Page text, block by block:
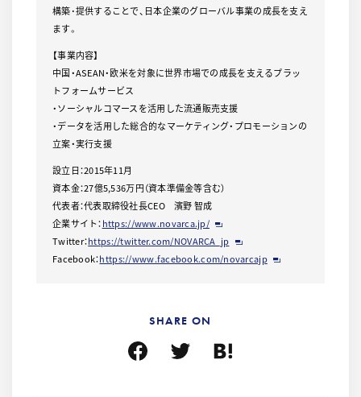
SHARE ON
構築･提供することで、日本企業のグローバル事業の成長を支え
ます。
【事業内容】
中国・ASEAN・欧米を対象に世界市場での成長を支えるプラッ
トフォームサービス
・ソーシャルコマースを活用した流通販売支援
・データを活用した総合的なマーケティング・プロモーションの
立案・実行支援
設立日：2015年11月
資本金：27億5,536万円（資本準備金等含む）
代表者：代表取締役社長CEO 濱野 智成
企業サイト：https://www.novarca.jp/
Twitter：https://twitter.com/NOVARCA_jp
Facebook：https://www.facebook.com/novarcajp